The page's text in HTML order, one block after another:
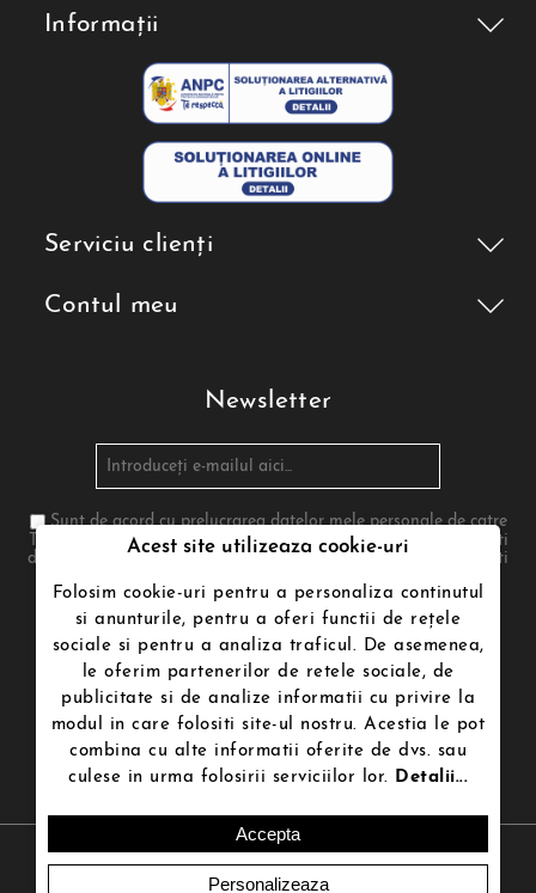
Informații
Serviciu clienți
Contul meu
Newsletter
Sunt de acord cu prelucrarea datelor mele personale de catre
Termenii de utilizare poenari.ro in conformitate cu legea. Te poti
dezabona in orice moment. Pentru aceasta te rugam sa folosesti
Urmăriți-ne
Copyright © 2026 Poenari.ro | Magazin online.Toate drepturile
rezervate.
Creat deEcom Digital
Acest site utilizeaza cookie-uri
Folosim cookie-uri pentru a personaliza continutul
si anunturile, pentru a oferi functii de rețele
sociale si pentru a analiza traficul. De asemenea,
le oferim partenerilor de retele sociale, de
publicitate si de analize informatii cu privire la
modul in care folositi site-ul nostru. Acestia le pot
combina cu alte informatii oferite de dvs. sau
culese in urma folosirii serviciilor lor. Detalii...
Accepta
Personalizeaza